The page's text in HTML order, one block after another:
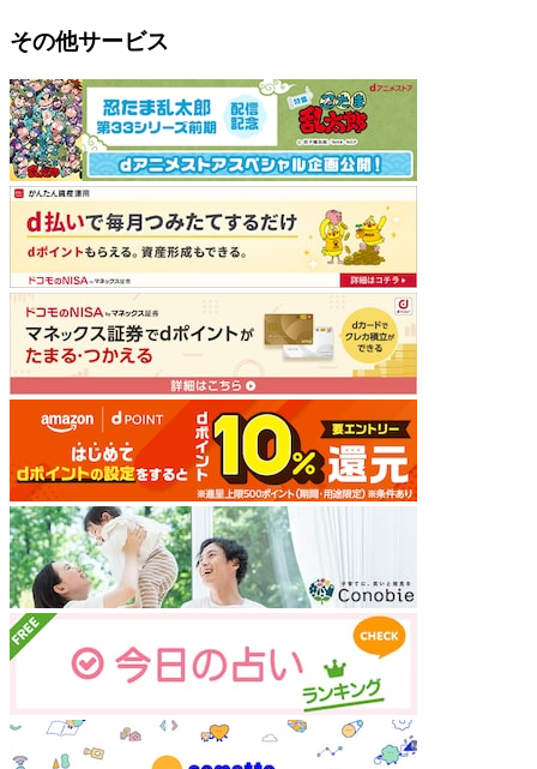
その他サービス